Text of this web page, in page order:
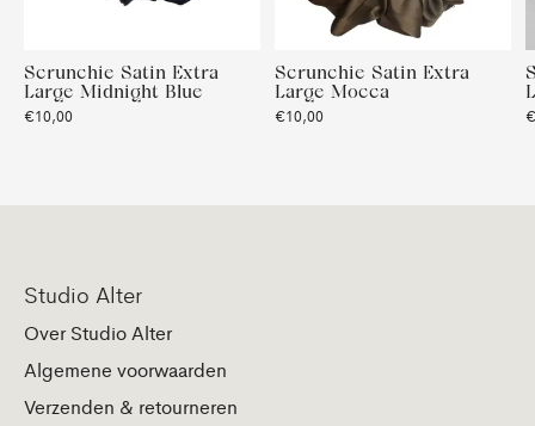
Scrunchie Satin Extra
Large Midnight Blue
€10,00
Scrunchie Satin Extra
Large Mocca
€10,00
Studio Alter
Over Studio Alter
Algemene voorwaarden
Verzenden & retourneren